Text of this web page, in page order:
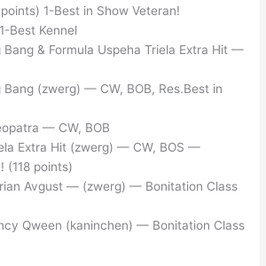
1-Best in Show Veteran!
Best Kennel
Bang & Formula Uspeha Triela Extra Hit —
Bang (zwerg) — CW, BOB, Res.Best in
— CW, BOB
Extra Hit (zwerg) — CW, BOS —
(118 points)
Avgust — (zwerg) — Bonitation Class
Qween (kaninchen) — Bonitation Class